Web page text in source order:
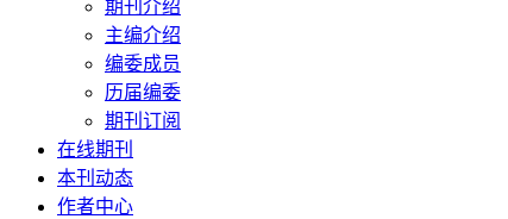
期刊介绍
主编介绍
编委成员
历届编委
期刊订阅
在线期刊
本刊动态
作者中心